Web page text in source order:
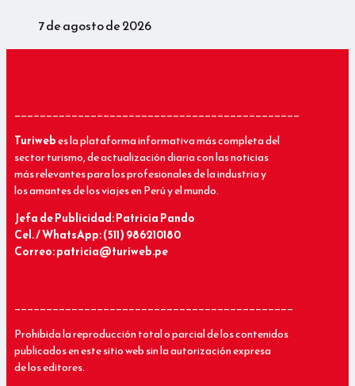
7 de agosto de 2026
_____________________________________________
Turiwebes la plataforma informativa más completa del
sector turismo, de actualización diaria con las noticias
más relevantes para los profesionales de la industria y
los amantes de los viajes en Perú y el mundo.
Jefa de Publicidad: Patricia Pando
Cel. / WhatsApp: (511) 986210180
Correo: patricia@turiweb.pe
____________________________________________
Prohibida la reproducción total o parcial de los contenidos
publicados en este sitio web sin la autorización expresa
de los editores.